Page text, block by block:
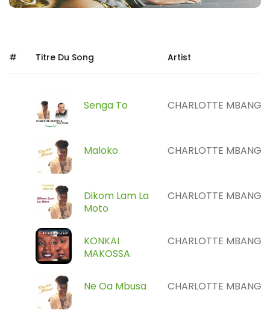
# Titre Du Song Artist
Senga To CHARLOTTE MBANGO
Maloko CHARLOTTE MBANGO
Dikom Lam La
Moto
CHARLOTTE MBANGO
KONKAI
MAKOSSA
CHARLOTTE MBANGO
Ne Oa Mbusa CHARLOTTE MBANGO